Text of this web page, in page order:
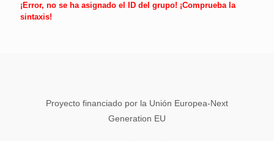
¡Error, no se ha asignado el ID del grupo! ¡Comprueba la
sintaxis!
Proyecto financiado por la Unión Europea-Next
Generation EU